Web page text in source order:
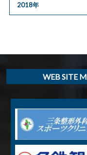
2018年
WEB SITE